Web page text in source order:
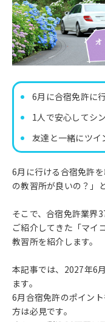
6月に合宿免許に
1人で安心してシ
友達と一緒にツイ
6月に行ける合宿免許
の教習所が良いの？」
そこで、合宿免許業界
ご紹介してきた「マイ
教習所を紹介します。
本記事では、2027年6
ます。
6月合宿免許のポイン
方は必見です。